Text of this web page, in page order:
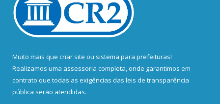
Muito mais que criar site ou sistema para prefeituras!
Realizamos uma assessoria completa, onde garantimos em
contrato que todas as exigências das leis de transparência
pública serão atendidas.